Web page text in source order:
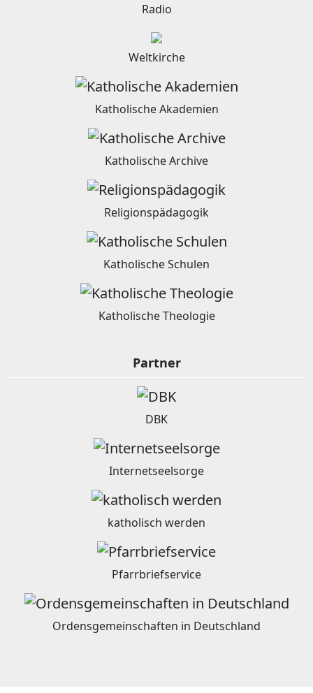
Radio
Weltkirche
Katholische Akademien
Katholische Archive
Religionspädagogik
Katholische Schulen
Katholische Theologie
Partner
DBK
Internetseelsorge
katholisch werden
Pfarrbriefservice
Ordensgemeinschaften in Deutschland